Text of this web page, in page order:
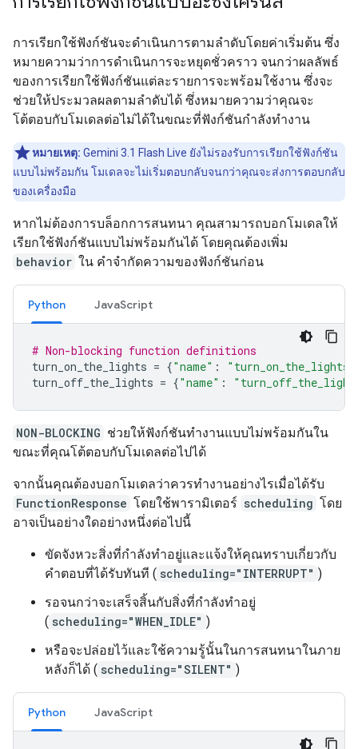
การเรียกใช้ฟังก์ชันจะดำเนินการตามลำดับโดยค่าเริ่มต้น ซึ่ง
หมายความว่าการดำเนินการจะหยุดชั่วคราว จนกว่าผลลัพธ์
ของการเรียกใช้ฟังก์ชันแต่ละรายการจะพร้อมใช้งาน ซึ่งจะ
ช่วยให้ประมวลผลตามลำดับได้ ซึ่งหมายความว่าคุณจะ
โต้ตอบกับโมเดลต่อไม่ได้ในขณะที่ฟังก์ชันกำลังทำงาน
หมายเหตุ: Gemini 3.1 Flash Live ยังไม่รองรับการเรียกใช้ฟังก์ชัน
แบบไม่พร้อมกัน โมเดลจะไม่เริ่มตอบกลับจนกว่าคุณจะส่งการตอบกลับ
ของเครื่องมือ
หากไม่ต้องการบล็อกการสนทนา คุณสามารถบอกโมเดลให้
เรียกใช้ฟังก์ชันแบบไม่พร้อมกันได้ โดยคุณต้องเพิ่ม
behavior ใน คำจำกัดความของฟังก์ชันก่อน
Python JavaScript
# Non-blocking function definitions
turn_on_the_lights = {"name" : "turn_on_the_lights"
turn_off_the_lights = {"name" :
NON-BLOCKING ช่วยให้ฟังก์ชันทำงานแบบไม่พร้อมกันใน
ขณะที่คุณโต้ตอบกับโมเดลต่อไปได้
จากนั้นคุณต้องบอกโมเดลว่าควรทำงานอย่างไรเมื่อได้รับ
FunctionResponse โดยใช้พารามิเตอร์ scheduling โดย
อาจเป็นอย่างใดอย่างหนึ่งต่อไปนี้
ขัดจังหวะสิ่งที่กำลังทำอยู่และแจ้งให้คุณทราบเกี่ยวกับ
คำตอบที่ได้รับทันที ( scheduling="INTERRUPT" )
รอจนกว่าจะเสร็จสิ้นกับสิ่งที่กำลังทำอยู่
( scheduling="WHEN_IDLE" )
หรือจะปล่อยไว้และใช้ความรู้นั้นในการสนทนาในภาย
หลังก็ได้ ( scheduling="SILENT" )
Python JavaScript